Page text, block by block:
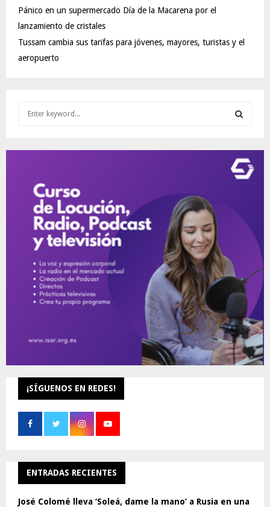
Pánico en un supermercado Día de la Macarena por el
lanzamiento de cristales
Tussam cambia sus tarifas para jóvenes, mayores, turistas y el
aeropuerto
E
¡SÍGUENOS EN REDES!
ENTRADAS RECIENTES
José Colomé lleva ‘Soleá, dame la mano’ a Rusia en una